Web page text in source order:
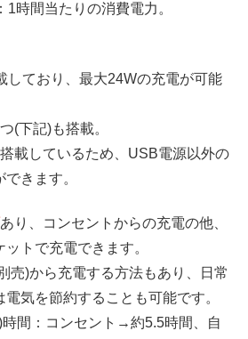
時間当たりの消費電力。
しており、最大24Wの充電が可能
(下記)も搭載。
載しているため、USB電源以外の
きます。
あり、コンセントからの充電の他、
トで充電できます。
売)から充電する方法もあり、日常
気を節約することも可能です。
間：コンセント→約5.5時間、自